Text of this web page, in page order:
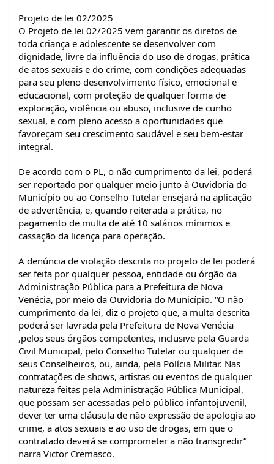
Projeto de lei 02/2025
O Projeto de lei 02/2025 vem garantir os diretos de
toda criança e adolescente se desenvolver com
dignidade, livre da influência do uso de drogas, prática
de atos sexuais e do crime, com condições adequadas
para seu pleno desenvolvimento físico, emocional e
educacional, com proteção de qualquer forma de
exploração, violência ou abuso, inclusive de cunho
sexual, e com pleno acesso a oportunidades que
favoreçam seu crescimento saudável e seu bem-estar
integral.
De acordo com o PL, o não cumprimento da lei, poderá
ser reportado por qualquer meio junto à Ouvidoria do
Município ou ao Conselho Tutelar ensejará na aplicação
de advertência, e, quando reiterada a prática, no
pagamento de multa de até 10 salários mínimos e
cassação da licença para operação.
A denúncia de violação descrita no projeto de lei poderá
ser feita por qualquer pessoa, entidade ou órgão da
Administração Pública para a Prefeitura de Nova
Venécia, por meio da Ouvidoria do Município. “O não
cumprimento da lei, diz o projeto que, a multa descrita
poderá ser lavrada pela Prefeitura de Nova Venécia
,pelos seus órgãos competentes, inclusive pela Guarda
Civil Municipal, pelo Conselho Tutelar ou qualquer de
seus Conselheiros, ou, ainda, pela Polícia Militar. Nas
contratações de shows, artistas ou eventos de qualquer
natureza feitas pela Administração Pública Municipal,
que possam ser acessadas pelo público infantojuvenil,
dever ter uma cláusula de não expressão de apologia ao
crime, a atos sexuais e ao uso de drogas, em que o
contratado deverá se comprometer a não transgredir”
narra Victor Cremasco.